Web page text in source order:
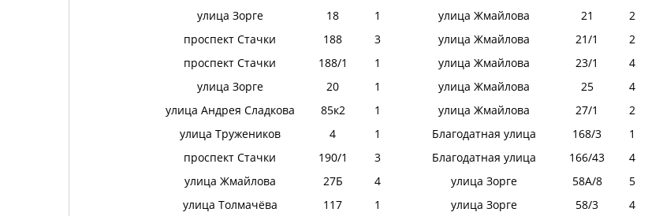
улица Зорге
18
1
проспект Стачки
188
3
проспект Стачки
188/1
1
улица Зорге
20
1
улица Андрея Сладкова
85к2
1
улица Тружеников
4
1
проспект Стачки
190/1
3
улица Жмайлова
27Б
4
улица Толмачёва
117
1
улица Жмайлова
21
2
улица Жмайлова
21/1
2
улица Жмайлова
23/1
4
улица Жмайлова
25
4
улица Жмайлова
27/1
2
Благодатная улица
168/3
1
Благодатная улица
166/43
4
улица Зорге
58А/8
5
улица Зорге
58/3
4